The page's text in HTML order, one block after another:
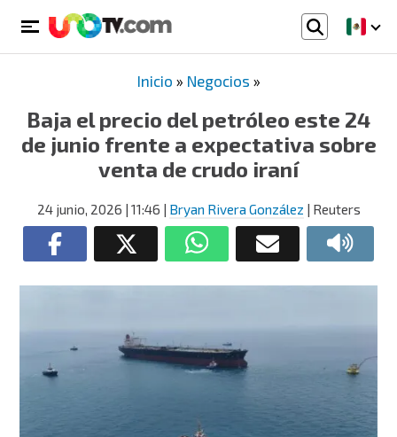
Inicio » Negocios »
Baja el precio del petróleo este 24
de junio frente a expectativa sobre
venta de crudo iraní
24 junio, 2026 | 11:46 | Bryan Rivera González | Reuters